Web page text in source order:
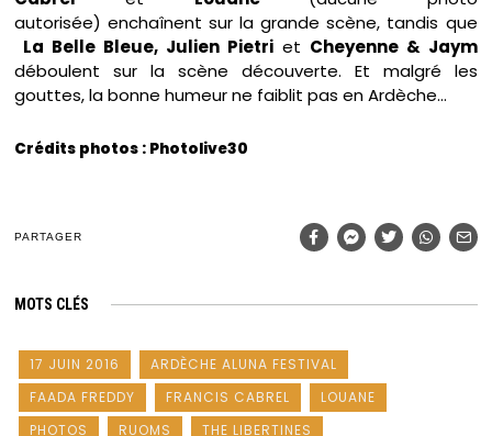
autorisée) enchaînent sur la grande scène, tandis que
La Belle Bleue, Julien Pietriet Cheyenne & Jaym
déboulent sur la scène découverte. Et malgré les
gouttes, la bonne humeur ne faiblit pas en Ardèche…
Crédits photos : Photolive30
PARTAGER
MOTS CLÉS
17 JUIN 2016
ARDÈCHE ALUNA FESTIVAL
FAADA FREDDY
FRANCIS CABREL
LOUANE
PHOTOS
RUOMS THE LIBERTINES